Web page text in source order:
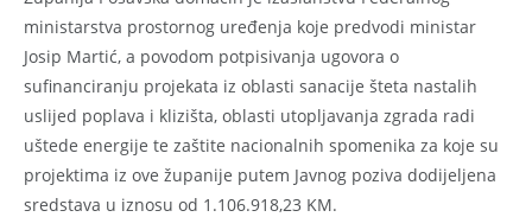
ministarstva prostornog uređenja koje predvodi ministar
Josip Martić, a povodom potpisivanja ugovora o
sufinanciranju projekata iz oblasti sanacije šteta nastalih
uslijed poplava i klizišta, oblasti utopljavanja zgrada radi
uštede energije te zaštite nacionalnih spomenika za koje su
projektima iz ove županije putem Javnog poziva dodijeljena
sredstava u iznosu od 1.106.918,23 KM.